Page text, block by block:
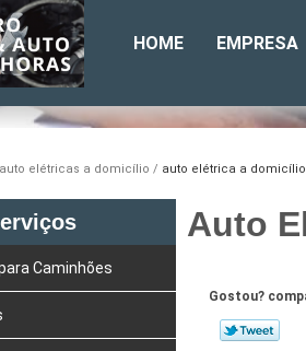
HOME EMPRESA
auto elétricas a domicílio auto elétrica a
Caminhões
Auto
Gostou?